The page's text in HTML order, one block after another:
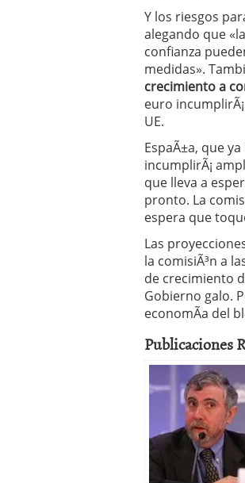
Y los riesgos
alegando que
confianza
medidas».
crecimiento a
euro
UE.
EspaÃ±a, que
incumplirÃ¡
que lleva a
pronto. La
espera que
Las
la comisiÃ³n a
de crecimiento
Gobierno galo.
economÃ­a del
Publicaciones